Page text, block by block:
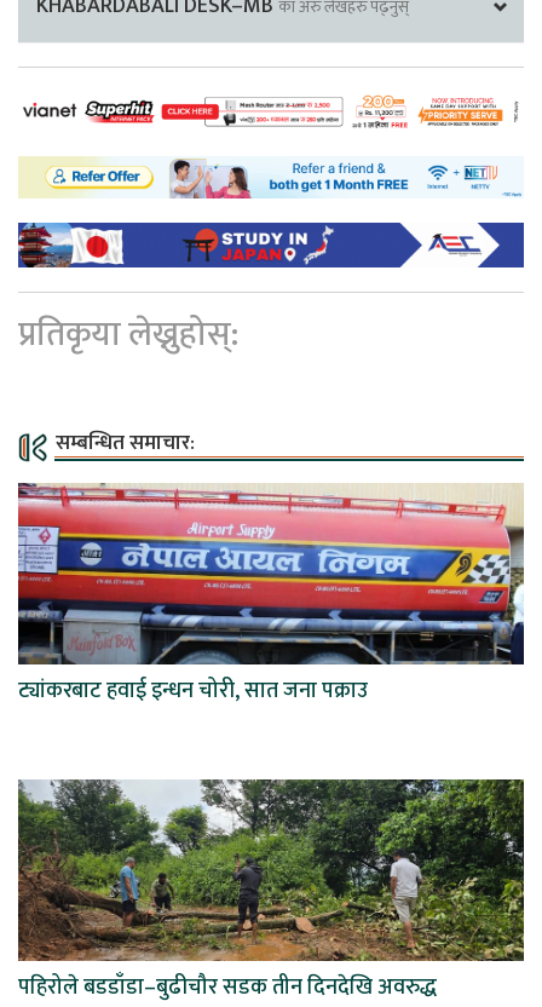
का अरु लेखहरु पढ्नुस्
प्रतिकृया लेख्नुहोस्:
सम्बन्धित समाचार:
ट्यांकरबाट हवाई इन्धन चोरी, सात जना पक्राउ
पहिरोले बडडाँडा–बुढीचौर सडक तीन दिनदेखि अवरुद्ध